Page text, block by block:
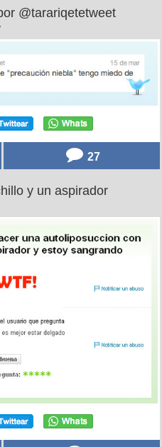
@tarariqetetweet
27
y un aspirador